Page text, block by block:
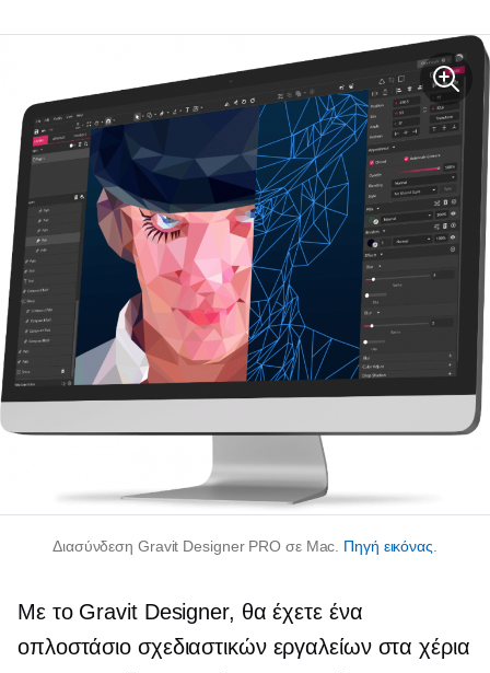
Διασύνδεση Gravit Designer PRO σε Mac. Πηγή εικόνας
Με το Gravit Designer, θα έχετε ένα
οπλοστάσιο σχεδιαστικών εργαλείων στα χέρια